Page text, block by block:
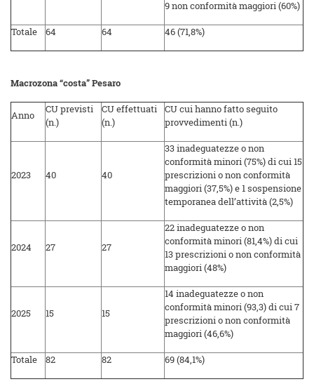
9 non conformità maggiori (60%)
Totale 64 64 46 (71,8%)
Macrozona “costa” Pesaro
Anno
CU previsti
(n.)
CU effettuati
(n.)
CU cui hanno fatto seguito
provvedimenti (n.)
2023 40 40
33 inadeguatezze o non
conformità minori (75%) di cui 15
prescrizioni o non conformità
maggiori (37,5%) e 1 sospensione
temporanea dell’attività (2,5%)
2024 27 27
22 inadeguatezze o non
conformità minori (81,4%) di cui
13 prescrizioni o non conformità
maggiori (48%)
2025 15 15
14 inadeguatezze o non
conformità minori (93,3) di cui 7
prescrizioni o non conformità
maggiori (46,6%)
Totale 82 82 69 (84,1%)